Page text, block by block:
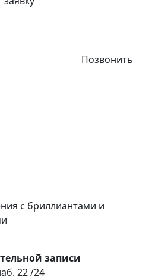
Позвонить
с бриллиантами и
записи
22 /24